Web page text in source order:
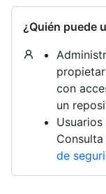
¿Quién puede
con
un
Consulta
de